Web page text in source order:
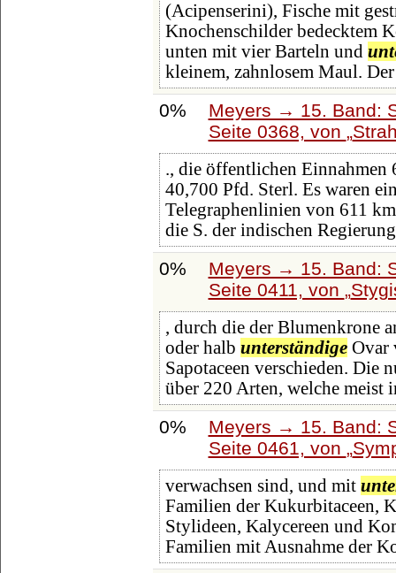
(Acipenserini), Fische mit
Knochenschilder bedecktem
unten mit vier Barteln und
kleinem, zahnlosem Maul.
0%
Meyers → 15. Band:
Seite 0368, von
., die öffentlichen Einnahmen
40,700 Pfd. Sterl. Es waren
Telegraphenlinien von 611
die S. der indischen
0%
Meyers → 15. Band:
Seite 0411, von
, durch die der Blumenkrone
oder halb unterständigeOvar
Sapotaceen verschieden. Die
über 220 Arten, welche meist
0%
Meyers → 15. Band:
Seite 0461, von
verwachsen sind, und mit
Familien der Kukurbitaceen,
Stylideen, Kalycereen und
Familien mit Ausnahme der